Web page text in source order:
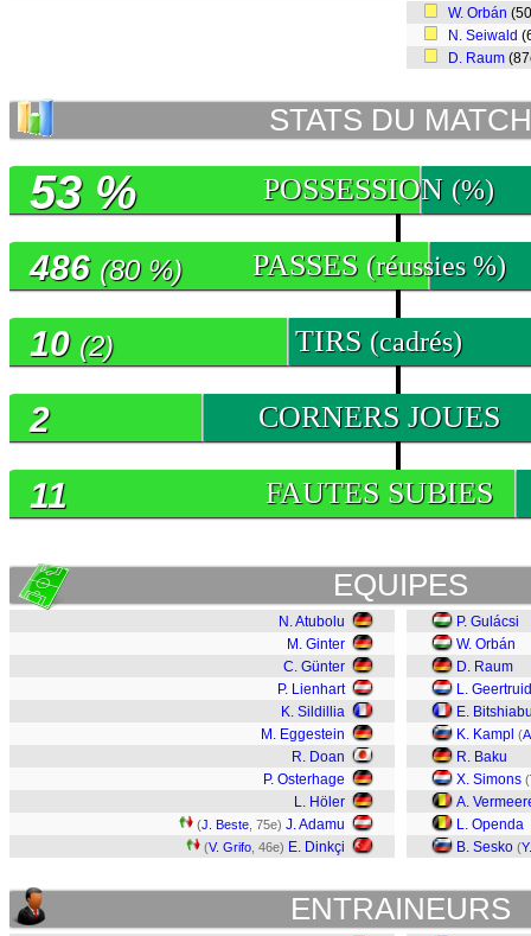
W. Orbán
N. Seiwald
D. Raum
STATS DU MATCH
POSSESSION (%)
53 %
PASSES (réussies %)
486 (80 %)
TIRS (cadrés)
10 (2)
CORNERS JOUES
2
FAUTES SUBIES
11
EQUIPES
N. Atubolu
M. Ginter
C. Günter
P. Lienhart
K. Sildillia
M. Eggestein
R. Doan
P. Osterhage
L. Höler
(J. Beste , 75e) J. Adamu
(V. Grifo , 46e) E. Dinkçi
P. Gulácsi
W. Orbán
D. Raum
L.
E.
K. Kampl (
R. Baku
X. Simons (
A.
L. Openda
B. Sesko (
ENTRAINEURS